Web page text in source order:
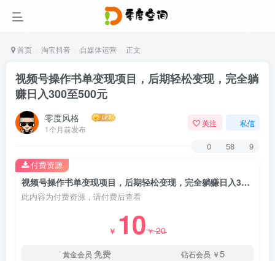
首页 淘宝抖音 自媒体运营 正文
视频号操作书单变现项目，后期轻松变现，完全躺
赚日入300至500元
零度风格
1个月前发布
关注 私信
0 58 9
视频号操作书单变现项目，后期轻松变现，完全躺赚日入300至500元
此内容为付费资源，请付费后查看
￥ 10￥20
黄金会员 免费 钻石会员 ￥5
付费资源